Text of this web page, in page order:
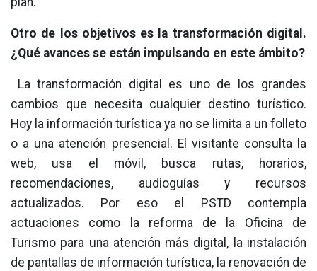
Otro de los objetivos es la transformación digital.
¿Qué avances se están impulsando en este ámbito?
La transformación digital es uno de los grandes
cambios que necesita cualquier destino turístico.
Hoy la información turística ya no se limita a un folleto
o a una atención presencial. El visitante consulta la
web, usa el móvil, busca rutas, horarios,
recomendaciones, audioguías y recursos
actualizados. Por eso el PSTD contempla
actuaciones como la reforma de la Oficina de
Turismo para una atención más digital, la instalación
de pantallas de información turística, la renovación de